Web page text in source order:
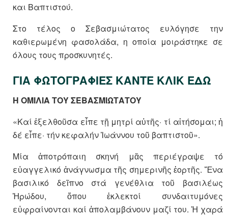
και Βαπτιστού.
Στο τέλος ο Σεβασμιώτατος ευλόγησε την
καθιερωμένη φασολάδα, η οποία μοιράστηκε σε
όλους τους προσκυνητές.
ΓΙΑ ΦΩΤΟΓΡΑΦΙΕΣ ΚΑΝΤΕ ΚΛΙΚ ΕΔΩ
Η ΟΜΙΛΙΑ ΤΟΥ ΣΕΒΑΣΜΙΩΤΑΤΟΥ
«Καί ἐξελθοῦσα εἶπε τῇ μητρί αὐ­τῆς· τί αἰτήσομαι; ἡ
δέ εἶπε· τήν κε­φαλήν Ἰωάννου τοῦ βαπτι­στοῦ».
Μία ἀποτρόπαιη σκηνή μᾶς πε­ρι­έ­γραψε τό
εὐαγγελικό ἀνάγνω­σμα τῆς σημερινῆς ἑορτῆς. Ἕνα
βασι­λι­κό δεῖπνο στά γενέθλια τοῦ βα­σι­λέως
Ἡρώδου, ὅπου ἐκλεκτοί συν­δαιτυμόνες
εὐφραίνονται καί ἀπο­λαμβάνουν μαζί του. Ἡ χαρά